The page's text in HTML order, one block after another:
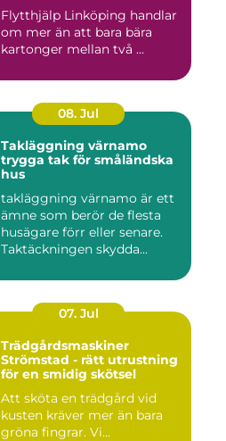
Flytthjälp Linköping handlar
om mer än att bara bära
kartonger mellan två ...
08. Jul
Takläggning värnamo
trygga tak för småländska
hus
takläggning värnamo är ett
ämne som berör de flesta
husägare förr eller senare.
Taktäckningen skydda...
07. Jul
Trädgårdsmaskiner
Strömstad - rätt utrustning
för en smidig skötsel
Att sköta en trädgård vid
kusten kräver mer än bara
gröna fingrar. Vi...